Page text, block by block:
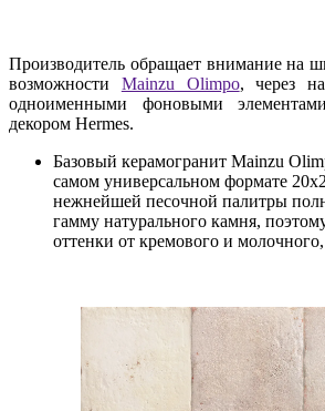
Производитель обращает внимание на
возможности Mainzu Olimpo, через
одноименными фоновыми
декором Hermes.
Базовый керамогранит Mainzu
самом универсальном формате
нежнейшей песочной палитры
гамму натурального камня,
оттенки от кремового и